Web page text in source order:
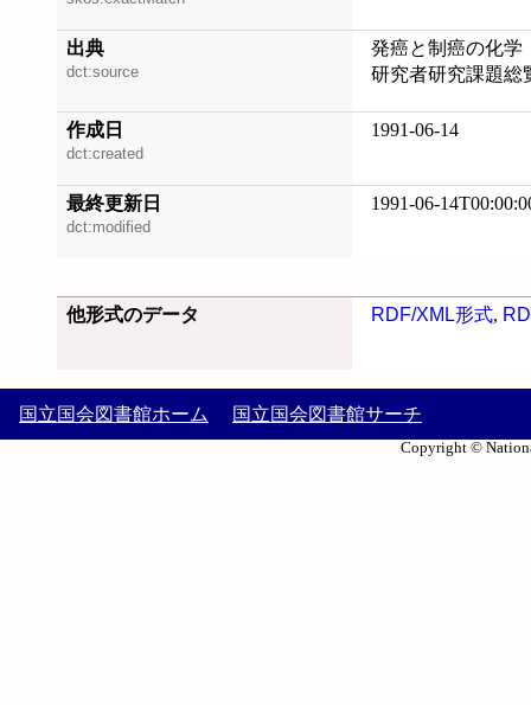
出典
dct:source
発癌と制癌の化学
研究者研究課題総
作成日
dct:created
1991-06-14
最終更新日
dct:modified
1991-06-
他形式のデータ RDF/XML形式,
国立国会図書館ホーム 国立国会図書館サーチ
Copyright ©